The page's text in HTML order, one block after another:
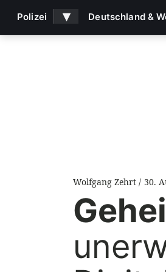
Wolfgang Zehrt 30.
Polizei ▾ Deutschland &